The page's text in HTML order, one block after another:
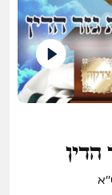
הדין